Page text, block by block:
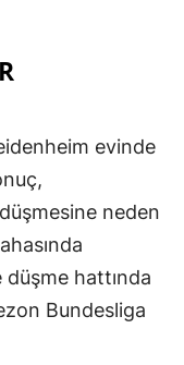
Giresun
Hatay
Isparta
evinde
neden
hattında
Bundesliga